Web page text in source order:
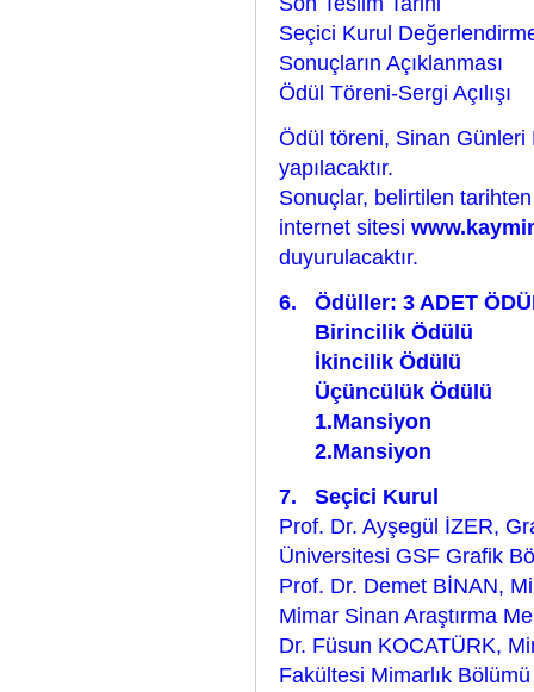
Seçici Kurul
Sonuçların
Ödül Töreni-Sergi
Ödül töreni, Sinan
yapılacaktır.
Sonuçlar, belirtilen
internet sitesi
duyurulacaktır.
6. Ödüller: 3 ADET
Birincilik
İkincilik
Üçüncülük
1.Mansiyon
2.Mansiyon
7. Seçici Kurul
Prof. Dr. Ayşegül İZER,
Üniversitesi GSF Grafik
Prof. Dr. Demet BİNAN,
Mimar Sinan Araştırma
Dr. Füsun KOCATÜRK,
Fakültesi Mimarlık